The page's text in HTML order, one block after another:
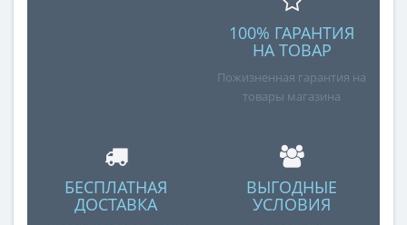
100% ГАРАНТИЯ
НА ТОВАР
Пожизненная гарантия на
товары магазина
БЕСПЛАТНАЯ
ДОСТАВКА
ВЫГОДНЫЕ
УСЛОВИЯ